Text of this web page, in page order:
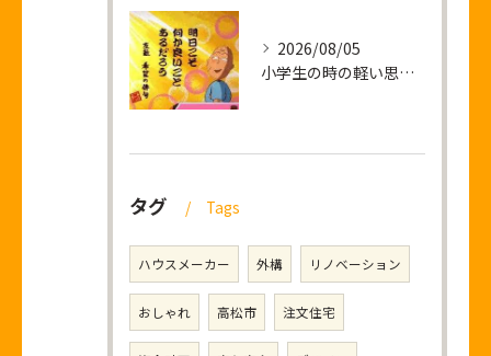
2026/08/05
小学生の時の軽い思い出話し
タグ Tags
ハウスメーカー 外構 リノベーション
おしゃれ 高松市 注文住宅